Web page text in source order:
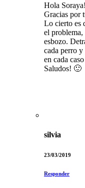
Hola Soraya!
Gracias por
Lo cierto es
el problema,
esbozo.
cada perro y
en cada
Saludos! 🙂
silvia
23/03/2019
Responder